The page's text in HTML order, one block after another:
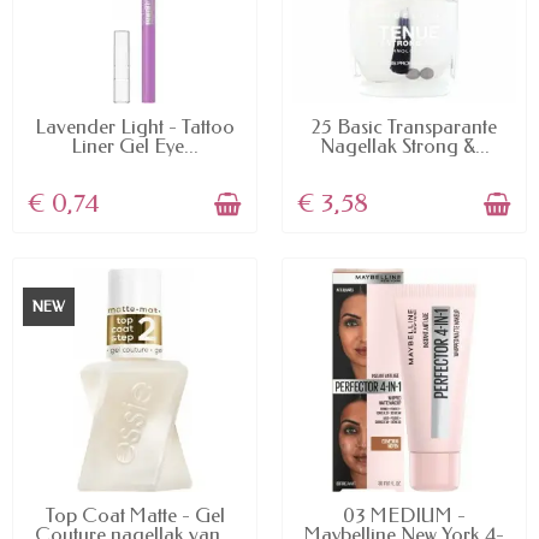
AVAILABLE
Lavender Light - Tattoo
Liner Gel Eye...
€ 0,74
AVAILABLE
25 Basic Transparante
Nagellak Strong &...
€ 3,58
NEW
AVAILABLE
Top Coat Matte - Gel
AVAILABLE
03 MEDIUM -